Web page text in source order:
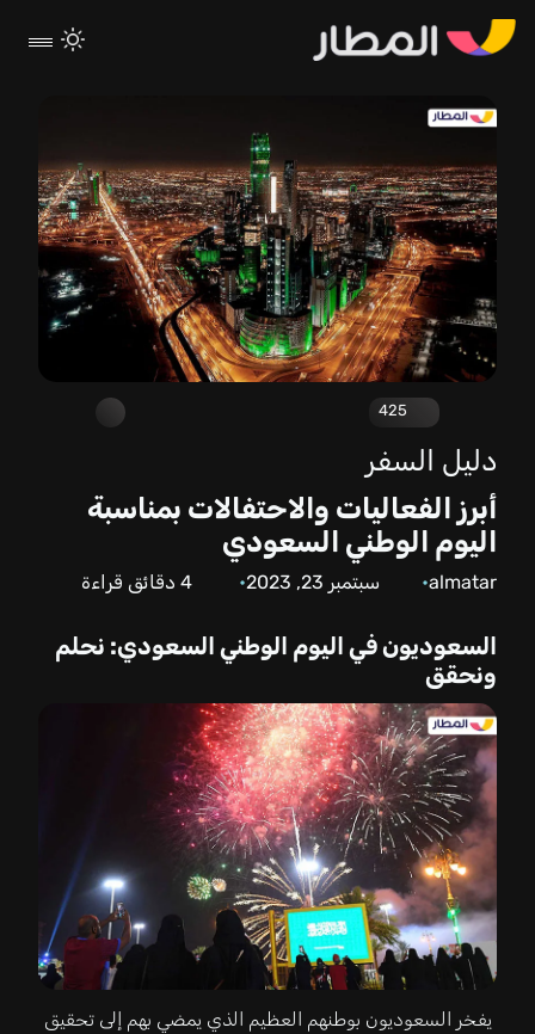
دليل السفر
أبرز الفعاليات والاحتفالات بمناسبة
اليوم الوطني السعودي
almatar سبتمبر 23, 2023 4دقائق قراءة
السعوديون في اليوم الوطني السعودي: نحلم
ونحقق
يفخر السعوديون بوطنهم العظيم الذي يمضي بهم إلى تحقيق